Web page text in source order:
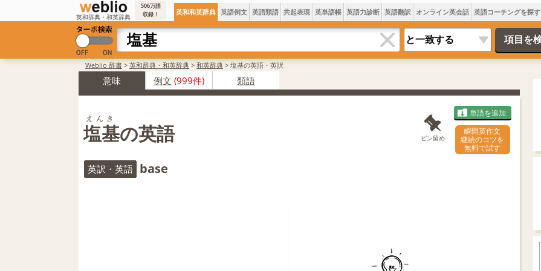
英和辞典・和英辞典
506万語
収録！
英和和英辞典 英語例文 英語類語 共起表現 英単語帳 英語力診断 英語翻訳 オンライン英会話 英語コーチングを探す
Weblio 辞書 > 英和辞典・和英辞典 > 和英辞典 > 塩基の英語・英訳
意味 例文 (999件) 類語
塩基の英語
えんき
ピン留め
単語を追加
瞬間英作文
継続のコツを
無料で試す
英訳・英語 base